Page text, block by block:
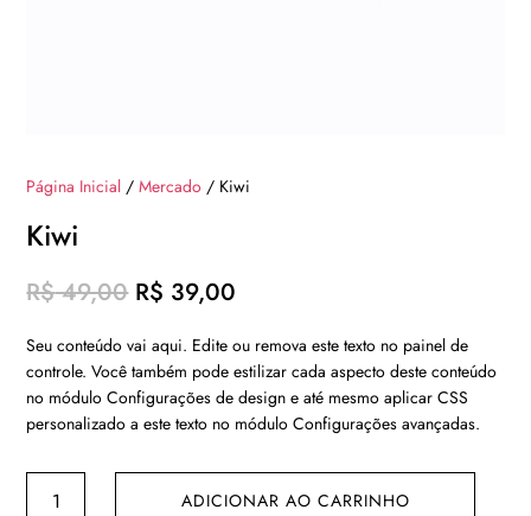
Página Inicial /Mercado / Kiwi
Kiwi
R$49,00 O
original
era:
R$ 49,00.
R$ 39,00
atual
é:
R$ 39,00.
Seu conteúdo vai aqui. Edite ou remova este texto no painel de
controle. Você também pode estilizar cada aspecto deste conteúdo
no módulo Configurações de design e até mesmo aplicar CSS
personalizado a este texto no módulo Configurações avançadas.
ADICIONAR AO CARRINHO